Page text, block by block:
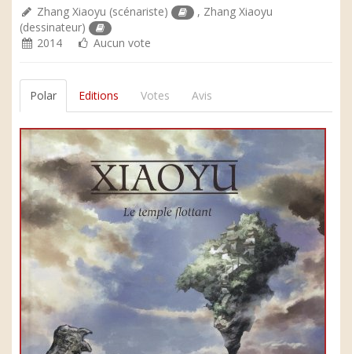
Zhang Xiaoyu (scénariste) , Zhang Xiaoyu
(dessinateur)
2014
Aucun vote
Polar Editions Votes Avis